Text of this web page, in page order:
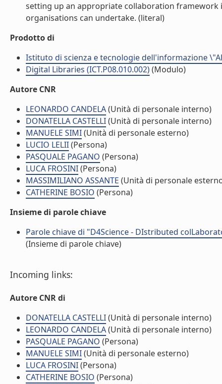
setting up an appropriate collaboration framework
organisations can undertake. (literal)
Prodotto di
Istituto di scienza e tecnologie dell'informazione
Digital Libraries (ICT.P08.010.002)(Modulo)
Autore CNR
LEONARDO CANDELA(Unità di personale interno)
DONATELLA CASTELLI(Unità di personale interno)
MANUELE SIMI(Unità di personale esterno)
LUCIO LELII(Persona)
PASQUALE PAGANO (Persona)
LUCA FROSINI(Persona)
MASSIMILIANO ASSANTE (Unità di personale
CATHERINE BOSIO (Persona)
Insieme di parole chiave
Parole chiave di "D4Science - DIstributed
(Insieme di parole chiave)
Incoming links:
Autore CNR di
DONATELLA CASTELLI(Unità di personale interno)
LEONARDO CANDELA(Unità di personale interno)
PASQUALE PAGANO (Persona)
MANUELE SIMI(Unità di personale esterno)
LUCA FROSINI(Persona)
CATHERINE BOSIO (Persona)